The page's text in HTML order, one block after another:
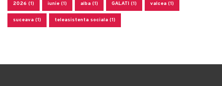
2026 (1) iunie (1) alba (1) GALATI (1) valcea (1)
suceava (1) teleasistenta sociala (1)